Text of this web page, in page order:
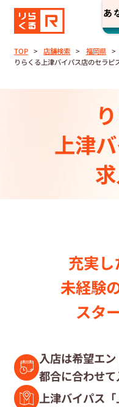
あ
りらくる
セラピス
セラピストスト
収⼊とサポート
トレーニングセ
セラピスト募
復職セラピスト
TOP 店舗検索 福岡県
りらくる上津バイパス店のセラピ
上津
充実
未経験
スタ
入店は希望エ
都合に合わせ
上津バイパス